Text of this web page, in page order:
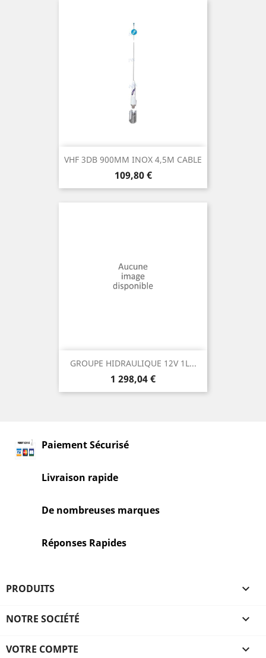
VHF 3DB 900MM INOX 4,5M CABLE
Prix
109,80 €
GROUPE HIDRAULIQUE 12V 1L...
Prix
1 298,04 €
Paiement Sécurisé
Livraison rapide
De nombreuses marques
Réponses Rapides
PRODUITS 
NOTRE SOCIÉTÉ 
VOTRE COMPTE 